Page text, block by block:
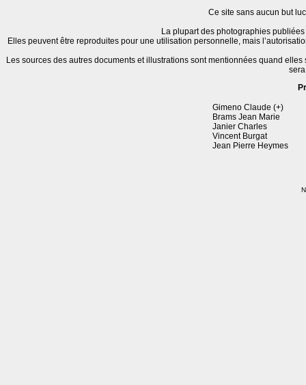
Ce site sans aucun but
La plupart des photographies
Elles peuvent être reproduites pour une utilisation personnelle, mais
Les sources des autres documents et illustrations sont mentionnées quand
Gimeno Claude (+)
Brams Jean Marie
Janier Charles
Vincent Burgat
Jean Pierre Heymes